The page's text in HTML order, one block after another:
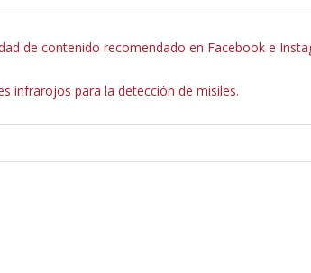
de contenido recomendado en Facebook e
infrarojos para la detección de misiles.